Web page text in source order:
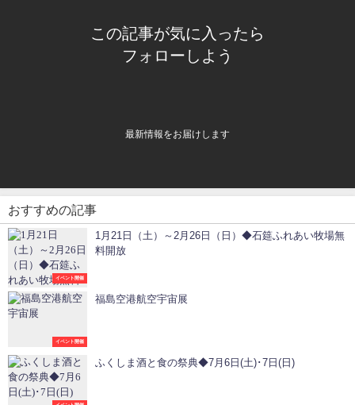
この記事が気に入ったら
フォローしよう
最新情報をお届けします
おすすめの記事
イベント開催
1月21日（土）～2月26日（日）◆石筵ふれあい牧場無
料開放
イベント開催
福島空港航空宇宙展
ふくしま酒と食の祭典◆7月6日(土)･7日(日)